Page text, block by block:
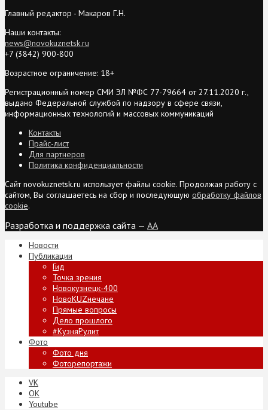
Главный редактор - Макаров Г.Н.
Наши контакты:
news@novokuznetsk.ru
+7 (3842) 900-800
Возрастное ограничение: 18+
Регистрационный номер СМИ ЭЛ №ФС 77-79664 от 27.11.2020 г.,
выдано Федеральной службой по надзору в сфере связи,
информационных технологий и массовых коммуникаций
Контакты
Прайс-лист
Для партнеров
Политика конфиденциальности
Сайт novokuznetsk.ru использует файлы cookie. Продолжая работу с
сайтом, Вы соглашаетесь на сбор и последующую обработку файлов
cookie.
Разработка и поддержка сайта — AA
Новости
Публикации
Гид
Точка зрения
Новокузнецк-400
НовоKUZнечане
Прямые вопросы
Дело прошлого
#КузняРулит
Фото
Фото дня
Фоторепортажи
VK
ОК
Youtube